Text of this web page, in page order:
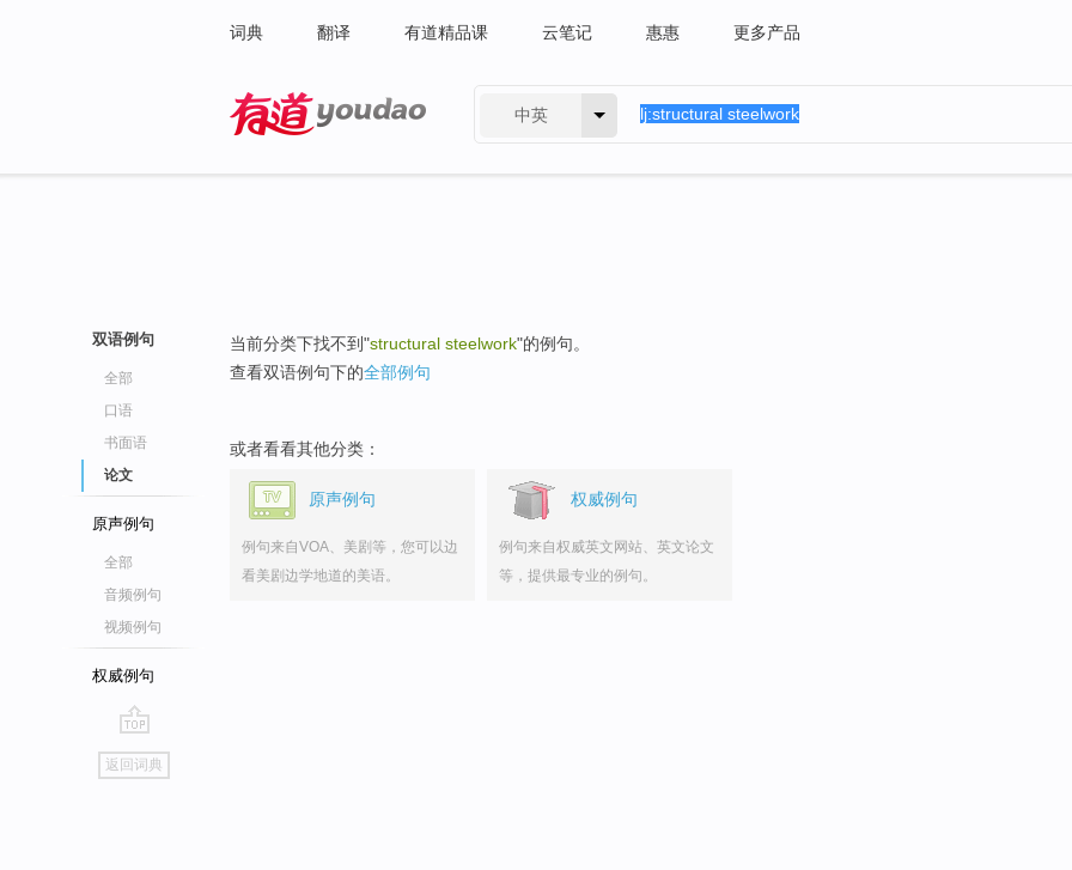
词典 翻译 有道精品课 云笔记 惠惠 更多产品
中英
双语例句
全部
口语
书面语
论文
原声例句
全部
音频例句
视频例句
权威例句
go
top
返回词典
当前分类下找不到"structural steelwork"的例句。
查看双语例句下的全部例句
或者看看其他分类：
原声例句
例句来自VOA、美剧等，您可以边
看美剧边学地道的美语。
权威例句
例句来自权威英文网站、英文论文
等，提供最专业的例句。